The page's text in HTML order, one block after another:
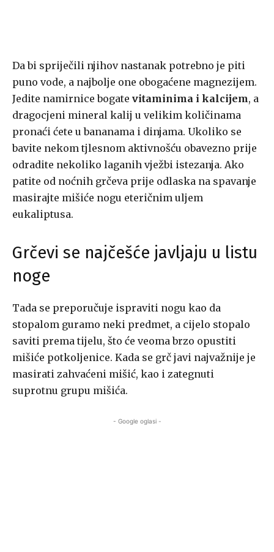
Da bi spriječili njihov nastanak potrebno je piti
puno vode, a najbolje one obogaćene magnezijem.
Jedite namirnice bogate vitaminima i kalcijem, a
dragocjeni mineral kalij u velikim količinama
pronaći ćete u bananama i dinjama. Ukoliko se
bavite nekom tjlesnom aktivnošću obavezno prije
odradite nekoliko laganih vježbi istezanja. Ako
patite od noćnih grčeva prije odlaska na spavanje
masirajte mišiće nogu eteričnim uljem
eukaliptusa.
Grčevi se najčešće javljaju u listu
noge
Tada se preporučuje ispraviti nogu kao da
stopalom guramo neki predmet, a cijelo stopalo
saviti prema tijelu, što će veoma brzo opustiti
mišiće potkoljenice. Kada se grč javi najvažnije je
masirati zahvaćeni mišić, kao i zategnuti
suprotnu grupu mišića.
- Google oglasi -